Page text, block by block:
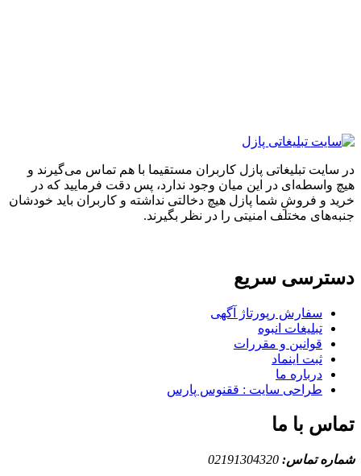
تبلیغاتی پازل کاربران مستقیما با هم تماس می‌گیرند و
در این میان وجود ندارد، پس دقت فرمایید که در
و فروشِ شما پازل هیچ دخالتی نداشته و کاربران باید خودشان
مختلف امنیتی را در نظر بگیرند.
سریع
سفارش رپورتاژ آگهی
تبلیغات انبوه
قوانین و مقررات
ثبت اینماد
درباره ما
طراحی سایت : ققنوس پارس
با ما
تماس:02191304320